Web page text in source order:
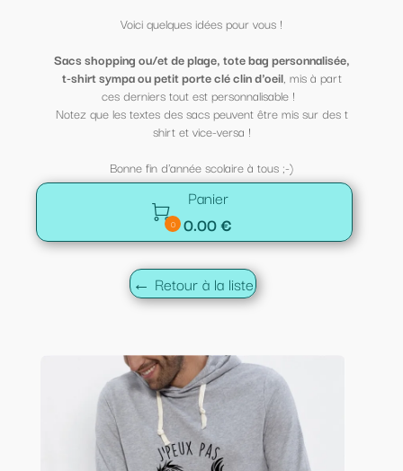
Voici quelques idées pour vous !
Sacs shopping ou/et de plage, tote bag personnalisée,
t-shirt sympa ou petit porte clé clin d'oeil, mis à part
ces derniers tout est personnalisable !
Notez que les textes des sacs peuvent être mis sur des t
shirt et vice-versa !
Bonne fin d'année scolaire à tous ;-)

0
Panier
0.00 €
← Retour à la liste